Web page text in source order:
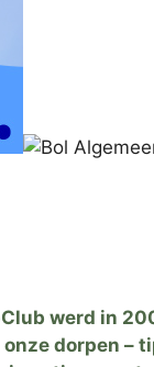
werd in
dorpen –